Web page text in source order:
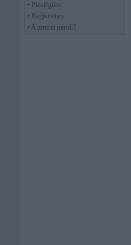
• Pieslēgties
• Reģistrēties
• Aizmirsi paroli?